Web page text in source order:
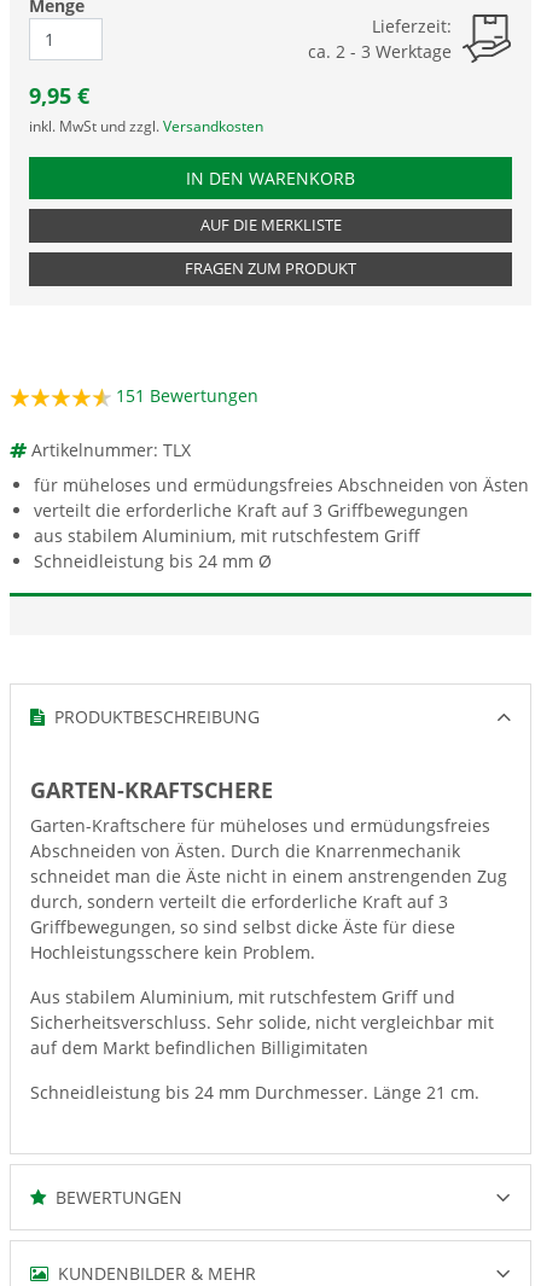
Menge
Lieferzeit:
ca. 2 - 3 Werktage
9,95 €
inkl. MwSt und zzgl. Versandkosten
PRODUKTNUMMER TLX
IN DEN WARENKORB
AUF DIE MERKLISTE
FRAGEN ZUM PRODUKT
151 Bewertungen
Artikelnummer: TLX
für müheloses und ermüdungsfreies Abschneiden von Ästen
verteilt die erforderliche Kraft auf 3 Griffbewegungen
aus stabilem Aluminium, mit rutschfestem Griff
Schneidleistung bis 24 mm Ø
PRODUKTBESCHREIBUNG
GARTEN-KRAFTSCHERE
Garten-Kraftschere für müheloses und ermüdungsfreies
Abschneiden von Ästen. Durch die Knarrenmechanik
schneidet man die Äste nicht in einem anstrengenden Zug
durch, sondern verteilt die erforderliche Kraft auf 3
Griffbewegungen, so sind selbst dicke Äste für diese
Hochleistungsschere kein Problem.
Aus stabilem Aluminium, mit rutschfestem Griff und
Sicherheitsverschluss. Sehr solide, nicht vergleichbar mit
auf dem Markt befindlichen Billigimitaten
Schneidleistung bis 24 mm Durchmesser. Länge 21 cm.
BEWERTUNGEN
KUNDENBILDER & MEHR